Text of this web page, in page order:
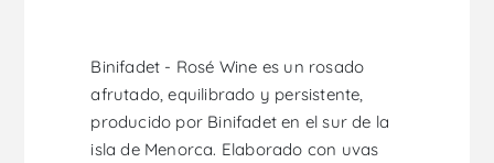
Binifadet - Rosé Wine es un rosado
afrutado, equilibrado y persistente,
producido por Binifadet en el sur de la
isla de Menorca. Elaborado con uvas